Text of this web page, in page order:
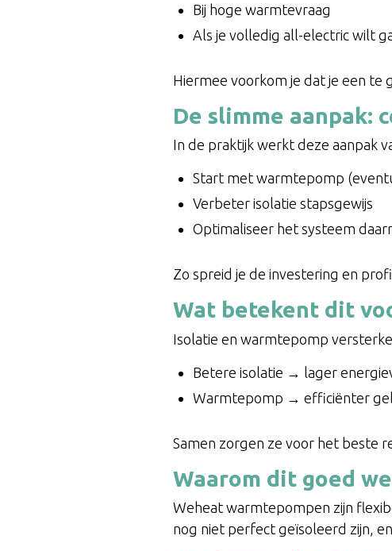
Bij hoge warmtevraag
Als je volledig all-electric wilt
Hiermee voorkom je dat je een
De slimme aanpak:
In de praktijk werkt deze aanpak
Start met warmtepomp
Verbeter isolatie stapsgewijs
Optimaliseer het systeem
Zo spreid je de investering en
Wat betekent dit
Isolatie en warmtepomp
Betere isolatie → lager
Warmtepomp → efficiënter
Samen zorgen ze voor het beste
Waarom dit goed
Weheat warmtepompen zijn
nog niet perfect geïsoleerd zijn,